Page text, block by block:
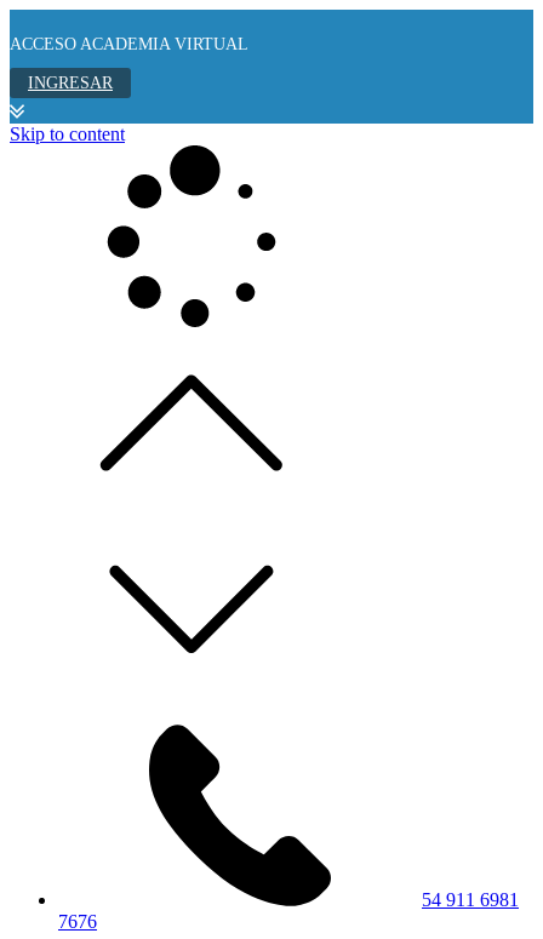
ACCESO ACADEMIA VIRTUAL
INGRESAR
Skip to content
54 911 6981
7676